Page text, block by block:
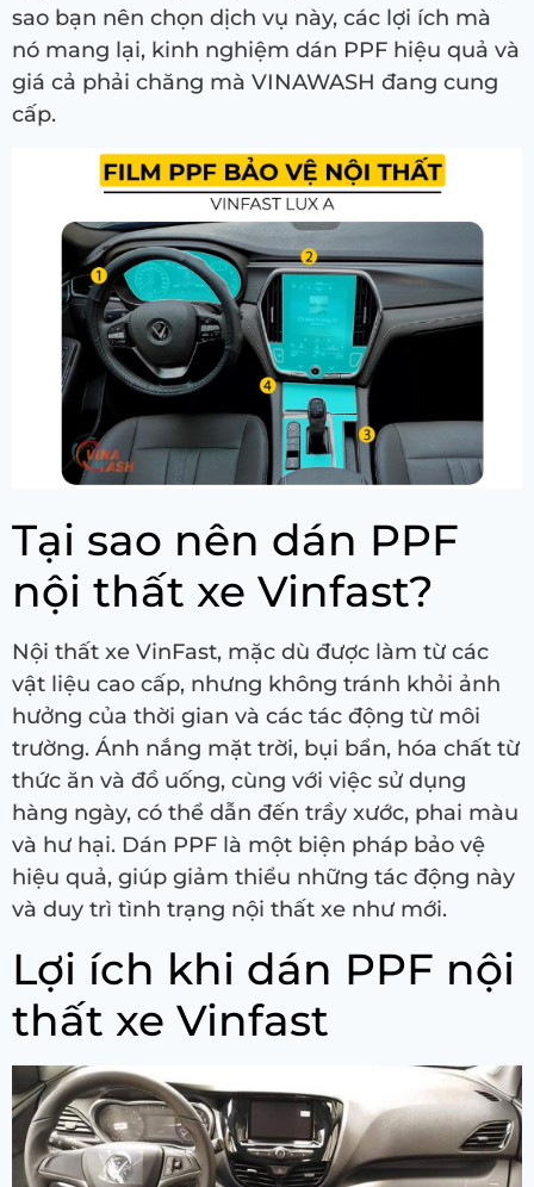
sao bạn nên chọn dịch vụ này, các lợi ích mà
nó mang lại, kinh nghiệm dán PPF hiệu quả và
giá cả phải chăng mà VINAWASH đang cung
cấp.
Tại sao nên dán PPF
nội thất xe Vinfast?
Nội thất xe VinFast, mặc dù được làm từ các
vật liệu cao cấp, nhưng không tránh khỏi ảnh
hưởng của thời gian và các tác động từ môi
trường. Ánh nắng mặt trời, bụi bẩn, hóa chất từ
thức ăn và đồ uống, cùng với việc sử dụng
hàng ngày, có thể dẫn đến trầy xước, phai màu
và hư hại. Dán PPF là một biện pháp bảo vệ
hiệu quả, giúp giảm thiểu những tác động này
và duy trì tình trạng nội thất xe như mới.
Lợi ích khi dán PPF nội
thất xe Vinfast